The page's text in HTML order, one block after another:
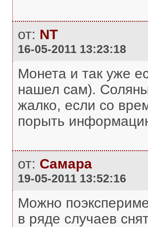
от: NT
16-05-2011 13:23:18
Монета и так уже
нашел сам).
жалко, если со
порыть
от: Самара
19-05-2011 13:52:16
Можно
в ряде случаев